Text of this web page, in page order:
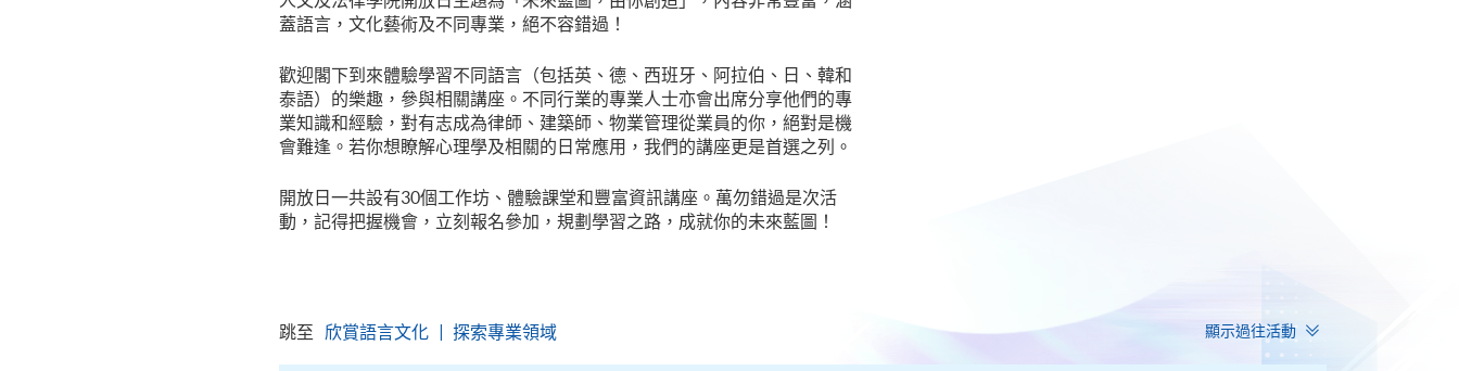
蓋語言，文化藝術及不同專業，絕不容錯過！
歡迎閣下到來體驗學習不同語言（包括英、德、西班牙、阿拉伯、日、韓和
泰語）的樂趣，參與相關講座。不同行業的專業人士亦會出席分享他們的專
業知識和經驗，對有志成為律師、建築師、物業管理從業員的你，絕對是機
會難逢。若你想瞭解心理學及相關的日常應用，我們的講座更是首選之列。
開放日一共設有30個工作坊、體驗課堂和豐富資訊講座。萬勿錯過是次活
動，記得把握機會，立刻報名參加，規劃學習之路，成就你的未來藍圖！
跳至 欣賞語言文化 探索專業領域 顯示過往活動